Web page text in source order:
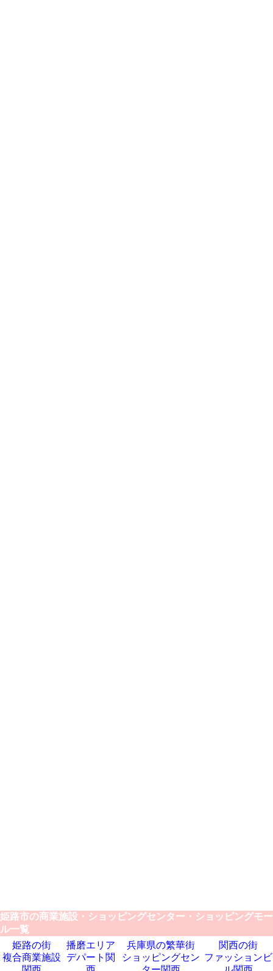
姫路市の商業施設・ショッピングセンター・ショッピングモー
ル一覧
姫路の街
播磨エリア 兵庫県の繁華街
関西の街
複合商業施設
デパート関
ショッピングセン ファッションビ